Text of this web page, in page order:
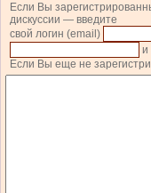
Если Вы
дискуссии — введите
свой логин (email)
и
Если Вы еще не